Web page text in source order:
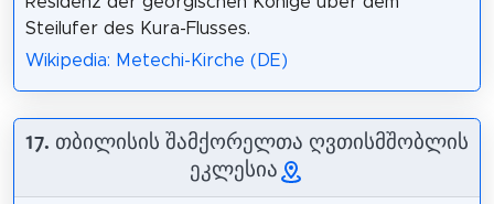
Steilufer des Kura-Flusses.
Wikipedia: Metechi-Kirche (DE)
17. თბილისის შამქორელთა ღვთისმშობლის
ეკლესია